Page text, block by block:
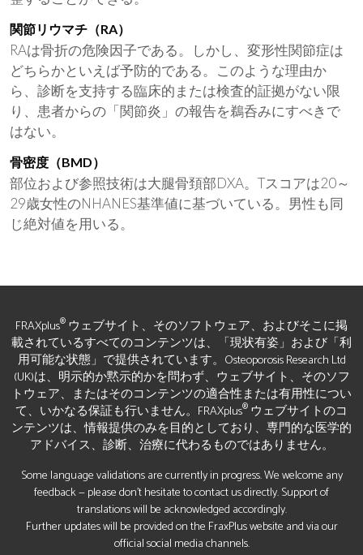
関節リウマチ（RA）
RAは骨折の危険因子である。しかし、変形性関節症は
どちらかといえば予防的である。このような理由か
ら、診断を支持する臨床的または検査的証拠がない限
り、患者からの「関節炎」の報告を鵜呑みにすべきで
はない。
骨密度（BMD）
部位および参照技術は大腿骨頚部DXA。Tスコアは20～
29歳女性のNHANES基準値に基づいている。男性も同
じ絶対値を用いる。
FRAXplus® ウェブサイト、そのソフトウェア、およびそこに掲
載されているすべてのコンテンツは、「現状有姿」および「利
用可能な状態」で提供されています。Osteoporosis Research Ltd
(UK)は、明示的か黙示的かを問わず、ウェブサイト、そのソフ
トウェア、またはそのコンテンツの適合性または有用性につい
て、いかなる保証も行いません。FRAXplus® ウェブサイトのコ
ンテンツは、情報提供のみを目的としており、専門的な医学的
アドバイス、診断、治療に代わるものではありません。
Some language validations are currently in progress. We welcome any
feedback — please don’t hesitate to contact us directly. Support of
translations will be acknowledged accordingly.
Further updates will be provided on the FraxPlus website and via our
official social media channels.